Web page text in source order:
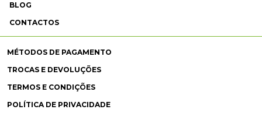
BLOG
CONTACTOS
MÉTODOS DE PAGAMENTO
TROCAS E DEVOLUÇÕES
TERMOS E CONDIÇÕES
POLÍTICA DE PRIVACIDADE